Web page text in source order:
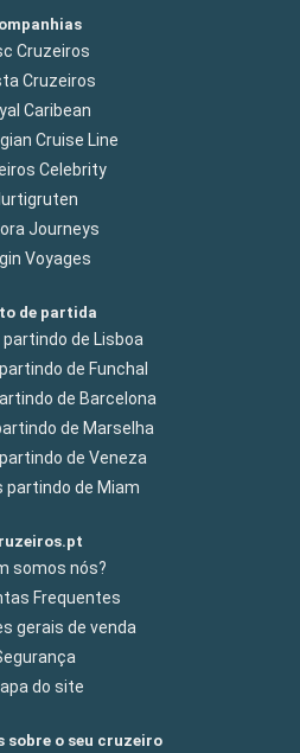
Cruzeiros
Cruzeiros
Caribean
Cruise Line
Celebrity
Journeys
Voyages
de partida
de Lisboa
de Funchal
de Barcelona
de Marselha
de Veneza
partindo de Miam
somos nós?
Frequentes
gerais de venda
do site
sobre o seu cruzeiro